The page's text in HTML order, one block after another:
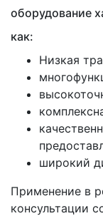
оборудование
как:
Низкая
широкий
Применение в
консультации